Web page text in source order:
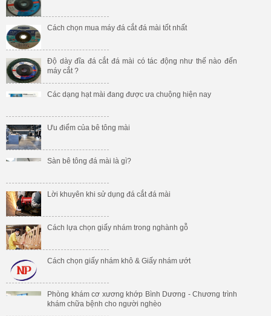
Cách chọn mua máy đá cắt đá mài tốt nhất
Độ dày đĩa đá cắt đá mài có tác động như thế nào đến
máy cắt ?
Các dạng hạt mài đang được ưa chuộng hiện nay
Ưu điểm của bê tông mài
Sàn bê tông đá mài là gì?
Lời khuyên khi sử dụng đá cắt đá mài
Cách lựa chọn giấy nhám trong nghành gỗ
Cách chọn giấy nhám khô & Giấy nhám ướt
Phòng khám cơ xương khớp Bình Dương - Chương trình
khám chữa bệnh cho người nghèo